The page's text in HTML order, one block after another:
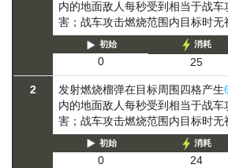
内的地面敌人每秒受到相当于战车
害；战车攻击燃烧范围内目标时无
初始
0
消耗
25
2 发射燃烧榴弹在目标周围四格产生
内的地面敌人每秒受到相当于战车
害；战车攻击燃烧范围内目标时无
初始
0
消耗
24